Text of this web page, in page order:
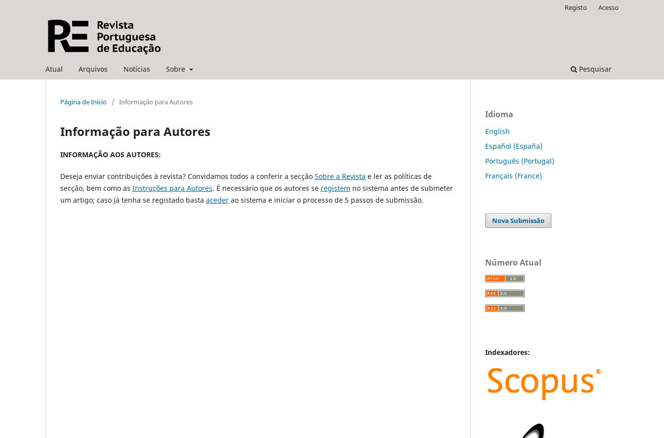
Atual Arquivos Notícias Sobre Pesquisar
Registo Acesso
Página de Início / Informação para Autores
Informação para Autores
INFORMAÇÃO AOS AUTORES:
Deseja enviar contribuições à revista? Convidamos todos a conferir a secção Sobre a Revista e ler as políticas de
secção, bem como as Instruções para Autores. É necessário que os autores se registem no sistema antes de submeter
um artigo; caso já tenha se registado basta aceder ao sistema e iniciar o processo de 5 passos de submissão.
Idioma
English
Español (España)
Português (Portugal)
Français (France)
Nova Submissão
Número Atual
Indexadores: